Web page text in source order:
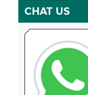
CHAT US